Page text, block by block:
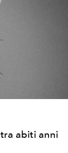
abiti anni